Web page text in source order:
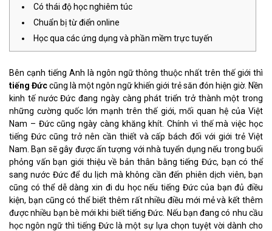
Có thái độ học nghiêm túc
Chuẩn bị từ điển online
Học qua các ứng dụng và phần mềm trực tuyến
Bên cạnh tiếng Anh là ngôn ngữ thông thuộc nhất trên thế giới thì
tiếng Đứccũng là một ngôn ngữ khiến giới trẻ săn đón hiện giờ. Nền
kinh tế nước Đức đang ngày càng phát triển trở thành một trong
những cường quốc lớn mạnh trên thế giới, mối quan hệ của Việt
Nam – Đức cũng ngày càng khăng khít. Chính vì thế mà việc học
tiếng Đức cũng trở nên cần thiết và cấp bách đối với giới trẻ Việt
Nam. Bạn sẽ gây được ấn tượng với nhà tuyển dụng nếu trong buổi
phỏng vấn bạn giới thiệu về bản thân bằng tiếng Đức, bạn có thể
sang nước Đức để du lịch mà không cần đến phiên dịch viên, bạn
cũng có thể dễ dàng xin đi du học nếu tiếng Đức của bạn đủ điều
kiện, bạn cũng có thể biết thêm rất nhiều điều mới mẻ và kết thêm
được nhiều bạn bè mới khi biết tiếng Đức. Nếu bạn đang có nhu cầu
học ngôn ngữ thì tiếng Đức là một sự lựa chọn tuyệt vời dành cho